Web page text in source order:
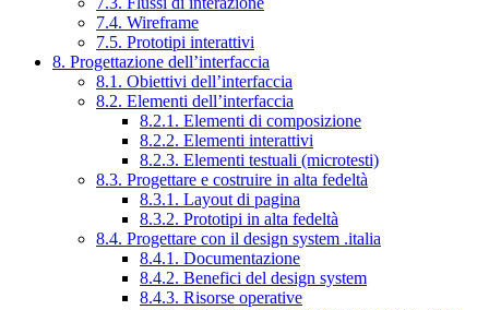
7.4. Wireframe
7.5. Prototipi interattivi
8. Progettazione dell’interfaccia
8.1. Obiettivi dell’interfaccia
8.2. Elementi dell’interfaccia
8.2.1. Elementi di composizione
8.2.2. Elementi interattivi
8.2.3. Elementi testuali (microtesti)
8.3. Progettare e costruire in alta fedeltà
8.3.1. Layout di pagina
8.3.2. Prototipi in alta fedeltà
8.4. Progettare con il design system .italia
8.4.1. Documentazione
8.4.2. Benefici del design system
8.4.3. Risorse operative